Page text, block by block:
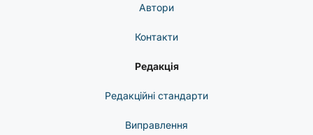
Автори
Контакти
Редакція
Редакційні стандарти
Виправлення